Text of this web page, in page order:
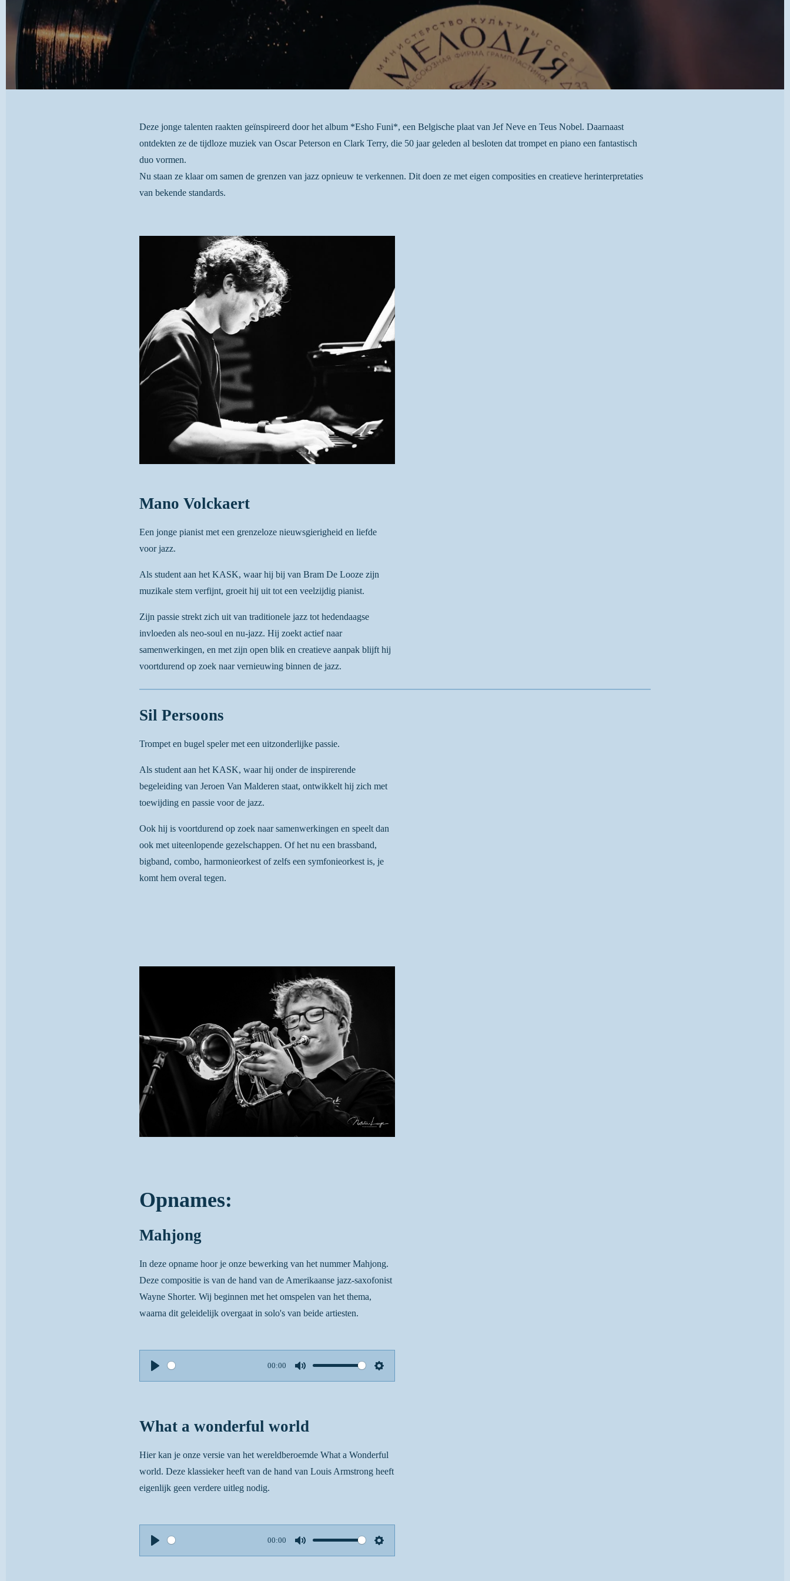
Deze jonge talenten raakten geïnspireerd door het album *Esho Funi*, een Belgische plaat van Jef Neve en Teus Nobel. Daarnaast
ontdekten ze de tijdloze muziek van Oscar Peterson en Clark Terry, die 50 jaar geleden al besloten dat trompet en piano een fantastisch
duo vormen.
Nu staan ze klaar om samen de grenzen van jazz opnieuw te verkennen. Dit doen ze met eigen composities en creatieve herinterpretaties
van bekende standards.
Mano Volckaert
Een jonge pianist met een grenzeloze nieuwsgierigheid en liefde
voor jazz.
Als student aan het KASK, waar hij bij van Bram De Looze zijn
muzikale stem verfijnt, groeit hij uit tot een veelzijdig pianist.
Zijn passie strekt zich uit van traditionele jazz tot hedendaagse
invloeden als neo-soul en nu-jazz. Hij zoekt actief naar
samenwerkingen, en met zijn open blik en creatieve aanpak blijft hij
voortdurend op zoek naar vernieuwing binnen de jazz.
Sil Persoons
Trompet en bugel speler met een uitzonderlijke passie.
Als student aan het KASK, waar hij onder de inspirerende
begeleiding van Jeroen Van Malderen staat, ontwikkelt hij zich met
toewijding en passie voor de jazz.
Ook hij is voortdurend op zoek naar samenwerkingen en speelt dan
ook met uiteenlopende gezelschappen. Of het nu een brassband,
bigband, combo, harmonieorkest of zelfs een symfonieorkest is, je
komt hem overal tegen.
Opnames:
Mahjong
In deze opname hoor je onze bewerking van het nummer Mahjong.
Deze compositie is van de hand van de Amerikaanse jazz-saxofonist
Wayne Shorter. Wij beginnen met het omspelen van het thema,
waarna dit geleidelijk overgaat in solo's van beide artiesten.
P
y
00:00
M
e
S
n
g
What a wonderful world
Hier kan je onze versie van het wereldberoemde What a Wonderful
world. Deze klassieker heeft van de hand van Louis Armstrong heeft
eigenlijk geen verdere uitleg nodig.
P
00:00
M
S